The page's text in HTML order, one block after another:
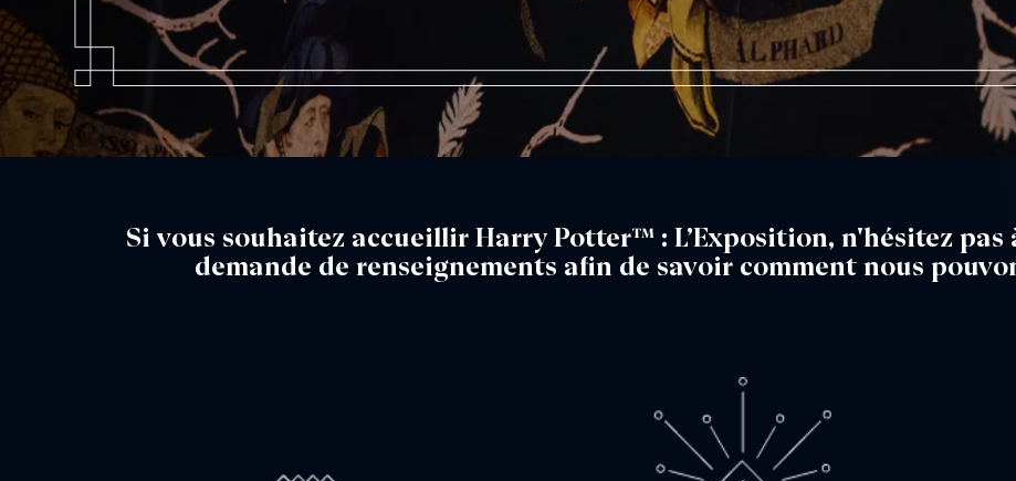
Si vous souhaitez accueillir Harry Potter™ : L’Exposition, n'hésitez pas
demande de renseignements afin de savoir comment nous